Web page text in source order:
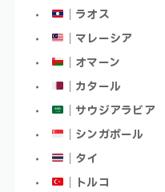
｜ラオス
｜マレーシア
｜オマーン
｜カタール
｜サウジアラビア
｜シンガポール
｜タイ
｜トルコ